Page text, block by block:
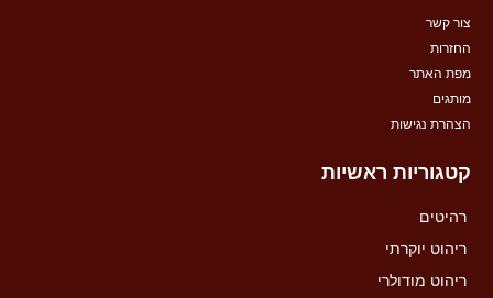
צור קשר
החזרות
מפת האתר
מותגים
הצהרת נגישות
קטגוריות ראשיות
רהיטים
ריהוט יוקרתי
ריהוט מודולרי